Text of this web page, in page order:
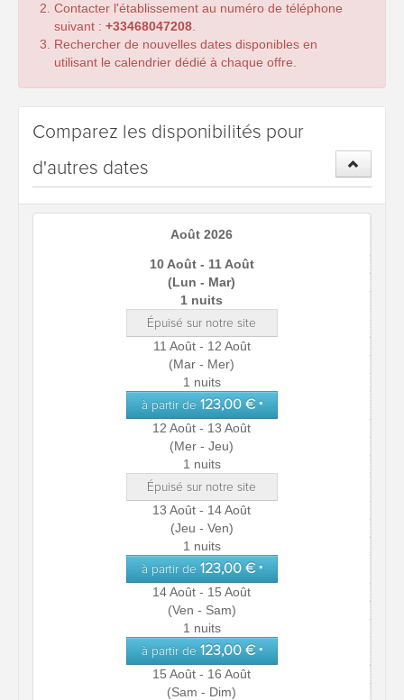
Contacter l'établissement au numéro de téléphone
suivant : +33468047208
Rechercher de nouvelles dates disponibles en
utilisant le calendrier dédié à chaque offre.
Comparez les disponibilités pour
d'autres dates
Août 2026
10 Août - 11 Août
(Lun - Mar)
1 nuits
Épuisé sur notre site
11 Août - 12 Août
(Mar - Mer)
1 nuits
à partir de 123,00 € *
12 Août - 13 Août
(Mer - Jeu)
1 nuits
Épuisé sur notre site
13 Août - 14 Août
(Jeu - Ven)
1 nuits
à partir de 123,00 € *
14 Août - 15 Août
(Ven - Sam)
1 nuits
à partir de 123,00 € *
15 Août - 16 Août
(Sam - Dim)